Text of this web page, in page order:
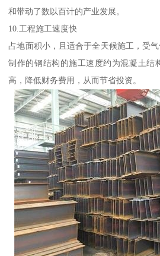
和带动了数以百计的产业发展。
10.工程施工速度快
占地面积小，且适合于全天候施工，受
制作的钢结构的施工速度约为混凝土结
高，降低财务费用，从而节省投资。